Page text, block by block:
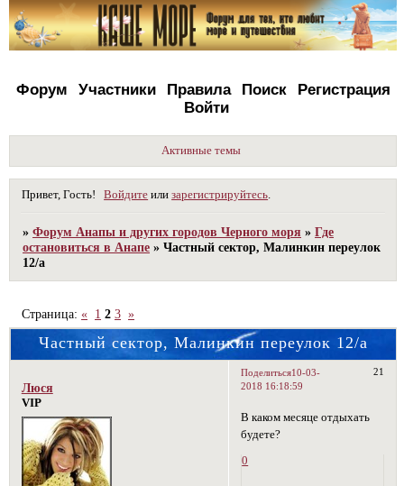
Форум Участники Правила Поиск
Регистрация
Войти
Активные темы
Привет, Гость! Войдите илизарегистрируйтесь
»Форум Анапы и других городов Черного моря »Где
остановиться в Анапе »Частный сектор, Малинкин переулок
12/а
Частный сектор, Малинкин переулок 12/а
Страница:« 1 2 3 »
Поделиться 21
10-03-
2018 16:18:59
Люся
VIP
В каком месяце отдыхать
будете?
0